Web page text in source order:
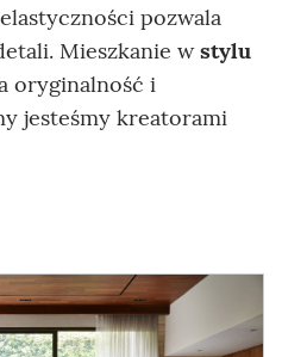
pozwala
Mieszkanie wstylu
oryginalność i
jesteśmy kreatorami